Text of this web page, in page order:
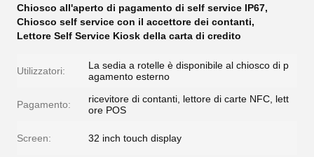
Chiosco all'aperto di pagamento di self service IP67,
Chiosco self service con il accettore dei contanti,
Lettore Self Service Kiosk della carta di credito
Utilizzatori:
La sedia a rotelle è disponibile al chiosco di p
agamento esterno
Pagamento:
ricevitore di contanti, lettore di carte NFC, lett
ore POS
Screen: 32 inch touch display